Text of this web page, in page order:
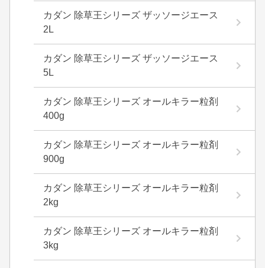
カダン 除草王シリーズ ザッソージエース
2L
カダン 除草王シリーズ ザッソージエース
5L
カダン 除草王シリーズ オールキラー粒剤
400g
カダン 除草王シリーズ オールキラー粒剤
900g
カダン 除草王シリーズ オールキラー粒剤
2kg
カダン 除草王シリーズ オールキラー粒剤
3kg